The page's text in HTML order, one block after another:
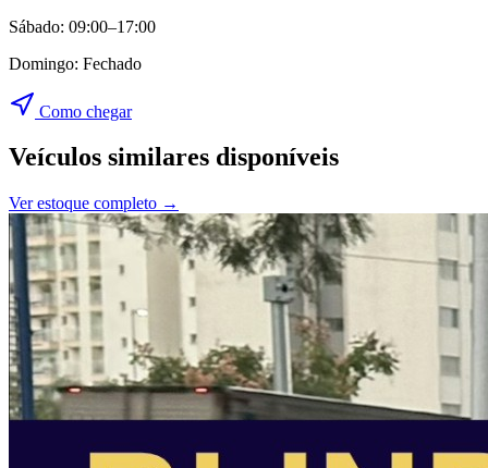
Sábado: 09:00–17:00
Domingo: Fechado
Como chegar
Veículos similares disponíveis
Ver estoque completo →